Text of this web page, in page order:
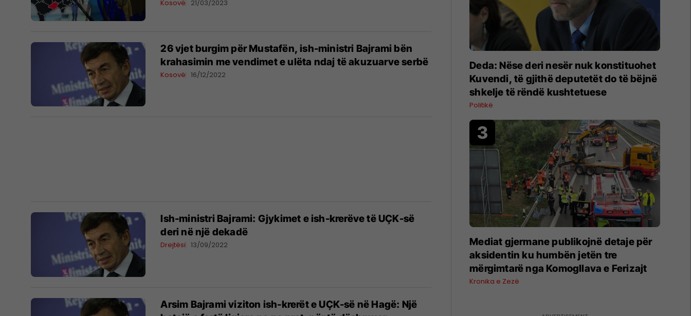
Kosovë 21/03/2023
26 vjet burgim për Mustafën, ish-ministri Bajrami bën
krahasimin me vendimet e ulëta ndaj të akuzuarve serbë
Kosovë 16/12/2022
Ish-ministri Bajrami: Gjykimet e ish-krerëve të UÇK-së
deri në një dekadë
Drejtësi 13/09/2022
Arsim Bajrami viziton ish-krerët e UÇK-së në Hagë: Një
Deda: Nëse deri nesër nuk konstituohet
Kuvendi, të gjithë deputetët do të bëjnë
shkelje të rëndë kushtetuese
Politikë
Mediat gjermane publikojnë detaje për
aksidentin ku humbën jetën tre
mërgimtarë nga Komogllava e Ferizajt
Kronika e Zezë